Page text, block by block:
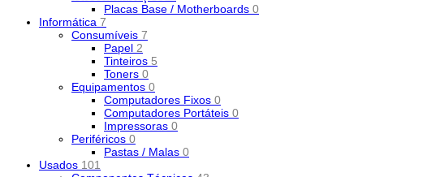
Placas Base / Motherboards 0
Informática 7
Consumíveis 7
Papel 2
Tinteiros 5
Toners 0
Equipamentos 0
Computadores Fixos 0
Computadores Portáteis 0
Impressoras 0
Periféricos 0
Pastas / Malas 0
Usados 101